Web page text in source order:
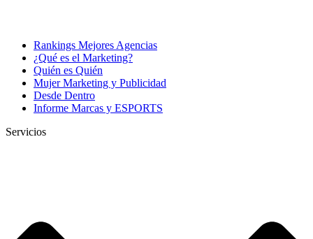
Rankings Mejores Agencias
¿Qué es el Marketing?
Quién es Quién
Mujer Marketing y Publicidad
Desde Dentro
Informe Marcas y ESPORTS
Servicios